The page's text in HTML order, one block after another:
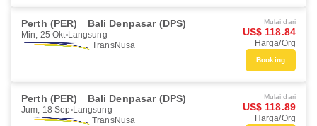
Perth (PER) Bali Denpasar (DPS)
Min, 25 Okt Langsung
TransNusa
Mulai dari
US$ 118.84
Harga/Org
Booking
Perth (PER) Bali Denpasar (DPS)
Jum, 18 Sep Langsung
TransNusa
Mulai dari
US$ 118.89
Harga/Org